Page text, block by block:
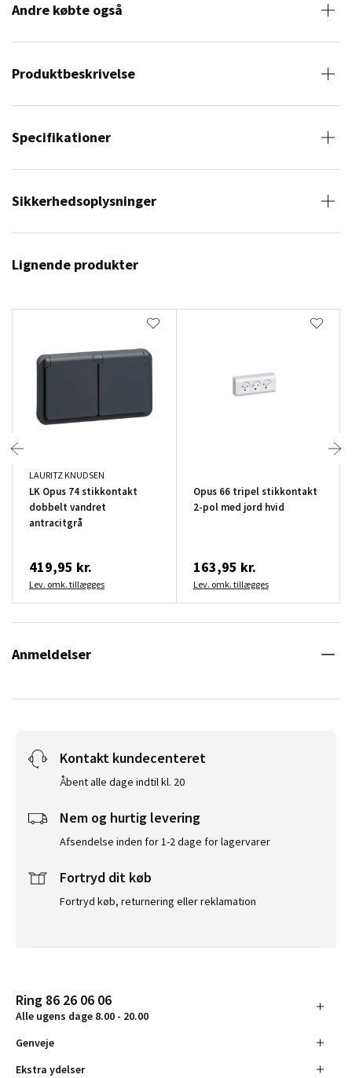
Andre købte også
Produktbeskrivelse
Specifikationer
Sikkerhedsoplysninger
Lignende produkter
LAURITZ KNUDSEN
LK Opus 74 stikkontakt
dobbelt vandret
antracitgrå
419,95 kr.
Lev. omk. tillægges
Opus 66 tripel stikkontakt
2-pol med jord hvid
163,95 kr.
Lev. omk. tillægges
Anmeldelser
Kontakt kundecenteret
Åbent alle dage indtil kl. 20
Nem og hurtig levering
Afsendelse inden for 1-2 dage for lagervarer
Fortryd dit køb
Fortryd køb, returnering eller reklamation
Ring 86 26 06 06
Alle ugens dage 8.00 - 20.00
Genveje
Ekstra ydelser